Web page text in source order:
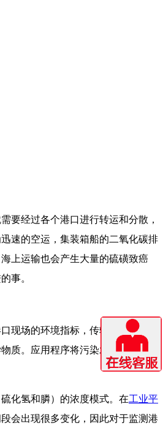
要经过各个港口进行转运和分散，
速的空运，集装箱船的二氧化碳排
上运输也会产生大量的硫磺致癌
事。
现场的环境指标，传输到工控机后
质。应用程序将污染水平与标准进
化氢和膦）的浓度模式。在工业平
会出现很多变化，因此对于监测港